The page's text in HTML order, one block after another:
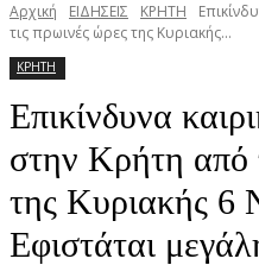
Αρχική ΕΙΔΗΣΕΙΣ ΚΡΗΤΗ
τις πρωινές ώρες της Κυριακής...
ΚΡΗΤΗ
Επικίνδυνα
στην Κρήτη από
της Κυριακής 6
Εφιστάται